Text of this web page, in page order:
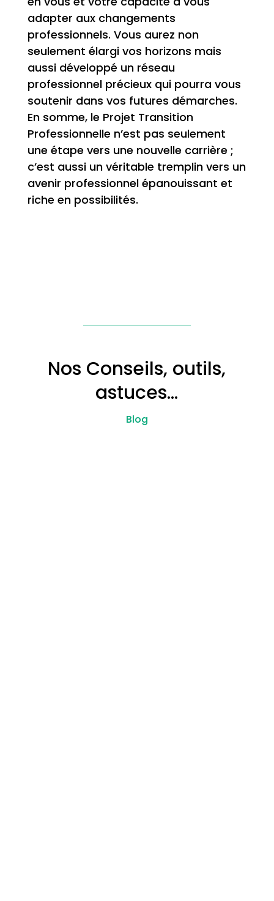
adapter aux changements
professionnels. Vous aurez non
seulement élargi vos horizons mais
aussi développé un réseau
professionnel précieux qui pourra vous
soutenir dans vos futures démarches.
En somme, le Projet Transition
Professionnelle n’est pas seulement
une étape vers une nouvelle carrière ;
c’est aussi un véritable tremplin vers un
avenir professionnel épanouissant et
riche en possibilités.
Nos Conseils, outils,
astuces…
Blog